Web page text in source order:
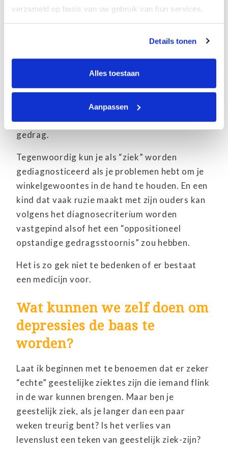
verzameld op basis van uw gebruik van hun services.
Details tonen
Alles toestaan
Aanpassen
psychiaters oorspronkelijk niet werden gezien
Ze waren zich ervan bewust dat ze, om hun
wetenschappelijker moesten maken.
Het was dit besluit dat leidde tot de
medicalisering, en het met medicijnen
behandelen, van alle denkbare vormen van
gedrag.
Tegenwoordig kun je als “ziek” worden
gediagnosticeerd als je problemen hebt om je
winkelgewoontes in de hand te houden. En een
kind dat vaak ruzie maakt met zijn ouders kan
volgens het diagnosecriterium worden
vastgepind alsof het een “oppositioneel
opstandige gedragsstoornis” zou hebben.
Het is zo gek niet te bedenken of er bestaat
een medicijn voor.
Wat kunnen we zelf doen om
depressies de baas te
worden?
Laat ik beginnen met te benoemen dat er zeker
“echte” geestelijke ziektes zijn die iemand flink
in de war kunnen brengen. Maar ben je
geestelijk ziek, als je langer dan een paar
weken treurig bent? Is het verlies van
levenslust een teken van geestelijk ziek-zijn?